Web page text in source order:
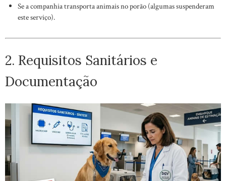
Se a companhia transporta animais no porão (algumas suspenderam
este serviço).
2. Requisitos Sanitários e
Documentação